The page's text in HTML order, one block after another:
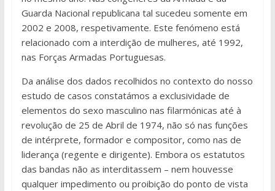
Guarda Nacional republicana tal sucedeu somente em
2002 e 2008, respetivamente. Este fenómeno está
relacionado com a interdição de mulheres, até 1992,
nas Forças Armadas Portuguesas.
Da análise dos dados recolhidos no contexto do nosso
estudo de casos constatámos a exclusividade de
elementos do sexo masculino nas filarmónicas até à
revolução de 25 de Abril de 1974, não só nas funções
de intérprete, formador e compositor, como nas de
liderança (regente e dirigente). Embora os estatutos
das bandas não as interditassem – nem houvesse
qualquer impedimento ou proibição do ponto de vista